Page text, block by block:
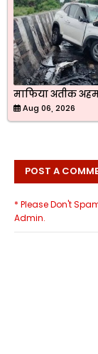
माफिया अतीक
Aug 06, 2026
POST A
* Please Don't
Admin.